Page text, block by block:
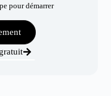
pour démarrer